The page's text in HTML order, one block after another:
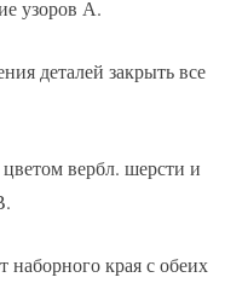
узоров А.
деталей закрыть все
вербл. шерсти и
наборного края с обеих